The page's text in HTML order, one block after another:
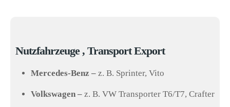
Nutzfahrzeuge , Transport Export
Mercedes-Benz – z. B. Sprinter, Vito
Volkswagen – z. B. VW Transporter T6/T7, Crafter